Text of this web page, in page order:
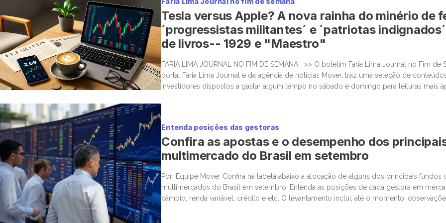
setor
feira,
prática
Tesla versus Apple? A nova rainha do minério de
´progressistas militantes´ e ´patriotas
de livros-- 1929 e "Maestro"
FARIA LIMA JOURNAL NO FIM DE SEMANA >> O boletim Faria Lima Journal no Fim de
portal Faria Lima Journal e da agência de notícias Mover, traz uma seleção de
investidores dispostos a gastar algum tempo no sábado e domingo para leituras mais
Entenda posições das gestoras
Confira as apostas e o desempenho dos
multimercado do Brasil em setembro
Por: Equipe Mover Confira na tabela abaixo a alocação de alguns dos principais fundos
multimercados do Brasil em setembro. Entenda as posições de cada gestora em
câmbio, renda variável, crédito e etc. O levantamento inclui, até o momento,